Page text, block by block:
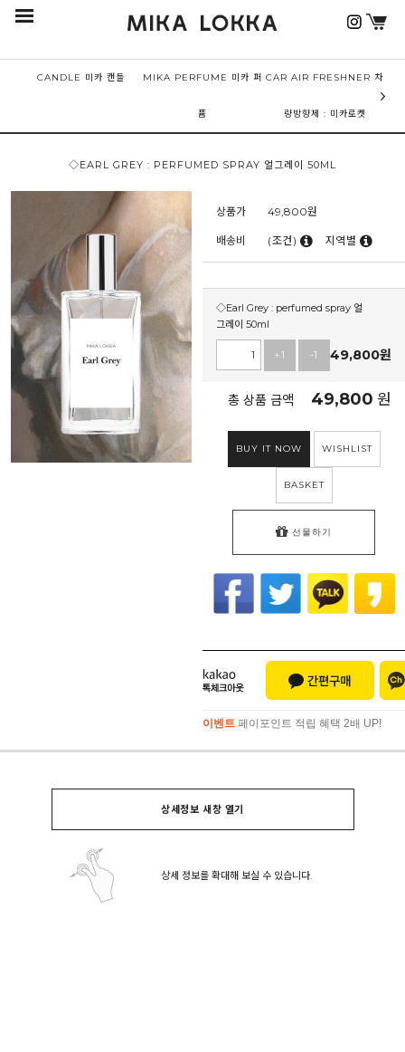
CANDLE 미카 캔들 MIKA PERFUME 미카 퍼
퓸
CAR AIR FRESHNER 차
량방향제 : 미카로켓
◇EARL GREY : PERFUMED SPRAY 얼그레이 50ML
상품가 49,800원
배송비 (조건) 지역별
◇Earl Grey : perfumed spray 얼
그레이 50ml
+1 -1 49,800원
총 상품 금액 49,800 원
BUY IT NOW WISHLIST
BASKET
선물하기
이벤트 페이포인트 적립 혜택 2배 UP!
이벤트페이포인트 적립 혜택 2배 UP!
상세정보 새창 열기
상세 정보를 확대해 보실 수 있습니다.